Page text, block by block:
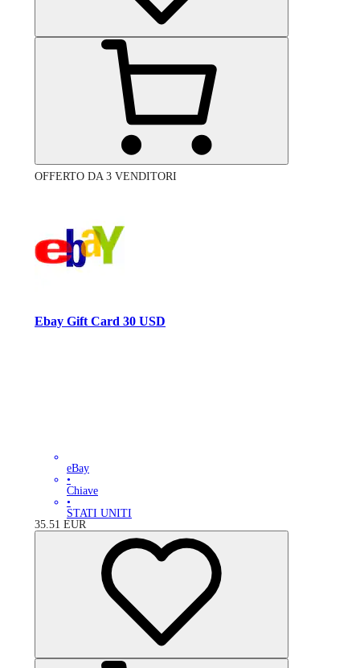
OFFERTO DA 3 VENDITORI
Ebay Gift Card 30 USD
eBay
•
Chiave
•
STATI UNITI
35.51 EUR